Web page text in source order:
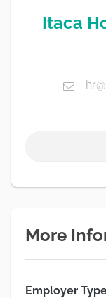
Itaca
More
Employer